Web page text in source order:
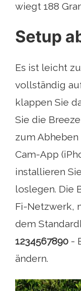
wiegt 188
Setup
Es ist leicht
vollständig
klappen Sie
Sie die
zum Abheben
Cam-App
installieren
loslegen. Die
Fi-Netzwerk,
dem
1234567890 -
ändern.